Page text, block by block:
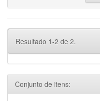
Resultado 1-2 de 2.
Conjunto de itens: